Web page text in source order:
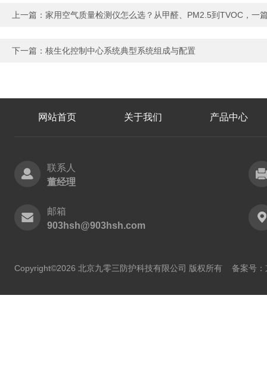
上一篇： 家用空气质量检测仪怎么选？从甲醛、PM2.5到TVOC，一
下一篇： 核生化控制中心系统典型系统组成与配置
网站首页 关于我们 产品中心
联系人
董经理
邮箱
903hsh@903hsh.com
Copyright©2026 北京九零三防护科技有限公司 版权所有 备案号